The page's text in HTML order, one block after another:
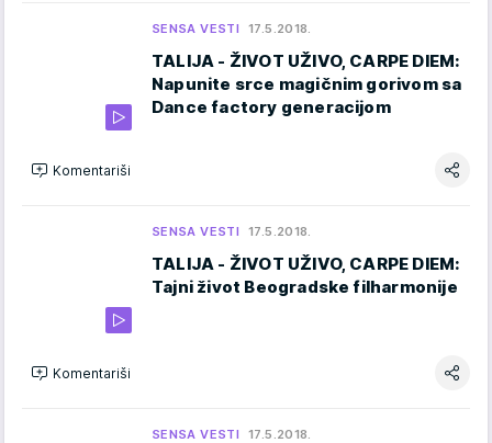
SENSA VESTI 17.5.2018.
TALIJA - ŽIVOT UŽIVO, CARPE DIEM:
Napunite srce magičnim gorivom sa
Dance factory generacijom
Komentariši
SENSA VESTI 17.5.2018.
TALIJA - ŽIVOT UŽIVO, CARPE DIEM:
Tajni život Beogradske filharmonije
Komentariši
SENSA VESTI 17.5.2018.